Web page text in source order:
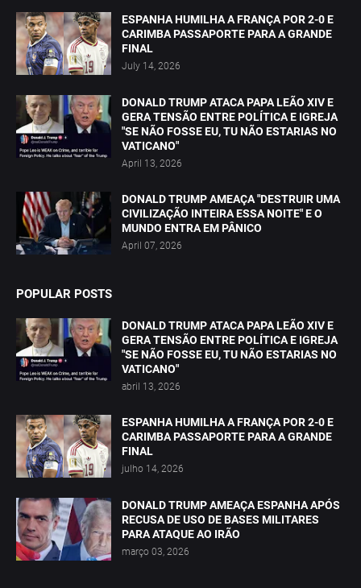
ESPANHA HUMILHA A FRANÇA POR 2-0 E
CARIMBA PASSAPORTE PARA A GRANDE
FINAL
July 14, 2026
DONALD TRUMP ATACA PAPA LEÃO XIV E
GERA TENSÃO ENTRE POLÍTICA E IGREJA
"SE NÃO FOSSE EU, TU NÃO ESTARIAS NO
VATICANO"
April 13, 2026
DONALD TRUMP AMEAÇA "DESTRUIR UMA
CIVILIZAÇÃO INTEIRA ESSA NOITE" E O
MUNDO ENTRA EM PÂNICO
April 07, 2026
POPULAR POSTS
DONALD TRUMP ATACA PAPA LEÃO XIV E
GERA TENSÃO ENTRE POLÍTICA E IGREJA
"SE NÃO FOSSE EU, TU NÃO ESTARIAS NO
VATICANO"
abril 13, 2026
ESPANHA HUMILHA A FRANÇA POR 2-0 E
CARIMBA PASSAPORTE PARA A GRANDE
FINAL
julho 14, 2026
DONALD TRUMP AMEAÇA ESPANHA APÓS
RECUSA DE USO DE BASES MILITARES
PARA ATAQUE AO IRÃO
março 03, 2026